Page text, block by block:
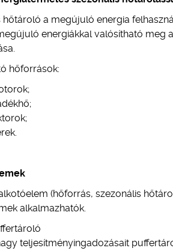
hőtároló a megújuló energia
energiákkal valósítható meg
hőforrások:
(hőforrás, szezonális
alkalmazhatók.
teljesítményingadozásait